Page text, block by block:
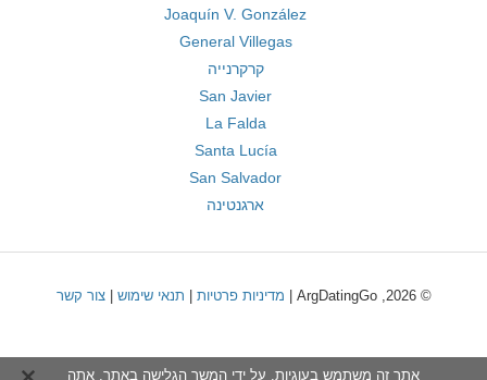
Joaquín V. González
General Villegas
קרקרנייה
San Javier
La Falda
Santa Lucía
San Salvador
ארגנטינה
© 2026, ArgDatingGo | מדיניות פרטיות תנאי שימוש |צור קשר
אתר זה משתמש בעוגיות. על ידי המשך הגלישה באתר, אתה